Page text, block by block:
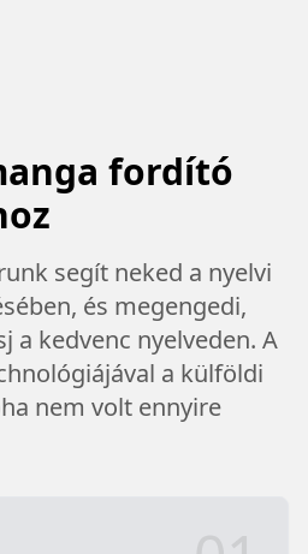
fordító
segít neked a nyelvi
és megengedi,
a kedvenc nyelveden. A
a külföldi
nem volt ennyire